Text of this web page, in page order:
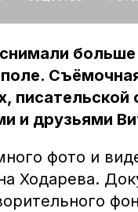
больше
и друзьями
фото и
Ходарева.